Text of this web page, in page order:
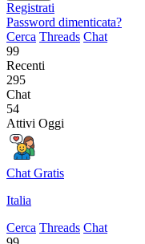
Registrati
Password dimenticata?
Cerca Threads Chat
99
Recenti
295
Chat
54
Attivi Oggi
Chat Gratis
Italia
Cerca Threads Chat